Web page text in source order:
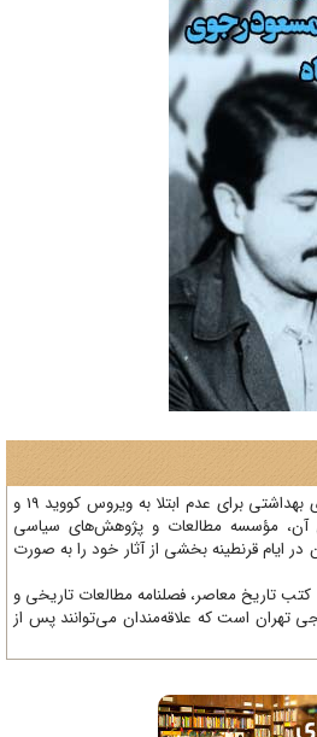
با توجه به نیاز به تداوم مراقبت‌های بهداشتی برای عدم ابتلا به ویروس کووید 19 و
مؤسسه مطالعات و پژوهش‌های سیاسی
قرنطینه بخشی از آثار خود را به صورت
تاریخ معاصر، فصلنامه‌ مطالعات تاریخی و
است که علاقه‌مندان می‌توانند پس از